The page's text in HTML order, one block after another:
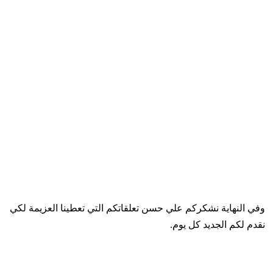
وفي النهاية نشكركم علي حسن تعلقاتكم التي تعطينا العزيمة لكي
نقدم لكم الجديد كل يوم.